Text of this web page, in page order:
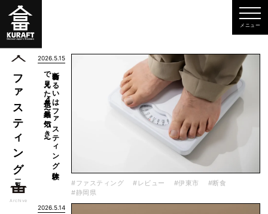
ファスティング
Archive
2026.5.15
断食あ
る
い
は
フ
ァ
ス
テ
ィ
ン
グ
体験
で
見え
た
景色4
〜結果と
気づ
き
〜
#ファスティング #レビュー #伊東市
#断食
#静岡県
2026.5.14